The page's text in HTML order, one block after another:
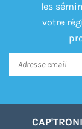
les
votre